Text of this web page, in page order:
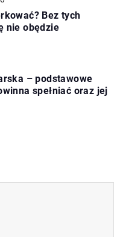
Bez tych
nie obędzie
– podstawowe
spełniać oraz jej